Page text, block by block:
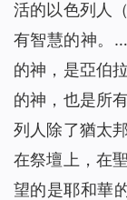
活的以色列人
有智慧的神。
的神，是亞伯
的神，也是所
列人除了猶太
在祭壇上，在
望的是耶和華